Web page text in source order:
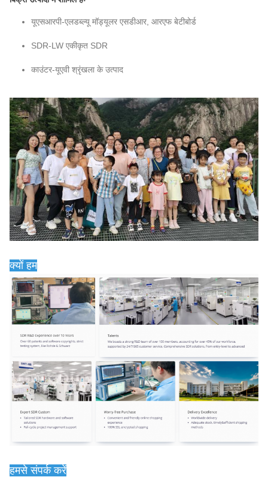
यूएसआरपी-एलडब्ल्यू मॉड्यूलर एसडीआर, आरएफ बेटीबोर्ड
SDR-LW एकीकृत SDR
काउंटर-यूएवी श्रृंखला के उत्पाद
क्यों हम
हमसे संपर्क करें